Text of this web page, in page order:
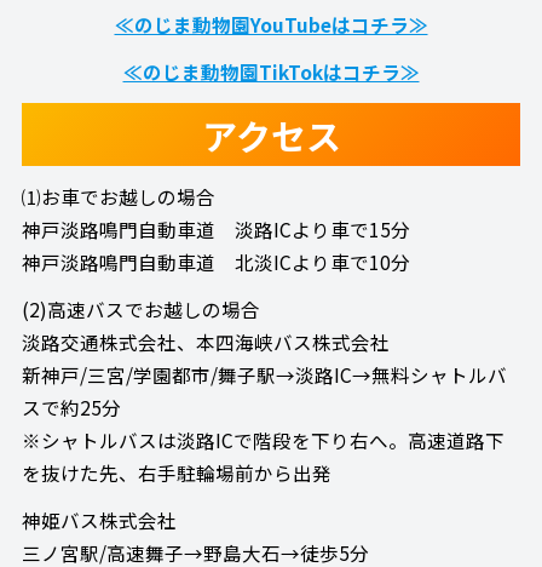
≪のじま動物園YouTubeはコチラ≫
≪のじま動物園TikTokはコチラ≫
アクセス
⑴お車でお越しの場合
神戸淡路鳴門自動車道 淡路ICより車で15分
神戸淡路鳴門自動車道 北淡ICより車で10分
(2)高速バスでお越しの場合
淡路交通株式会社、本四海峡バス株式会社
新神戸/三宮/学園都市/舞子駅→淡路IC→無料シャトルバ
スで約25分
※シャトルバスは淡路ICで階段を下り右へ。高速道路下
を抜けた先、右手駐輪場前から出発
神姫バス株式会社
三ノ宮駅/高速舞子→野島大石→徒歩5分